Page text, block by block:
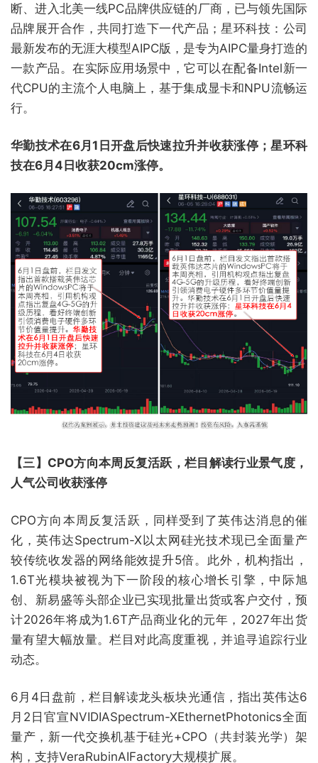
断、进入北美一线PC品牌供应链的厂商，已与领先国际
品牌展开合作，共同打造下一代产品；星环科技：公司
最新发布的无涯大模型AIPC版，是专为AIPC量身打造的
一款产品。在实际应用场景中，它可以在配备Intel新一
代CPU的主流个人电脑上，基于集成显卡和NPU流畅运
行。
华勤技术在6月1日开盘后快速拉升并收获涨停；星环科
技在6月4日收获20cm涨停。
【三】CPO方向本周反复活跃，栏目解读行业景气度，
人气公司收获涨停
CPO方向本周反复活跃，同样受到了英伟达消息的催
化，英伟达Spectrum-X以太网硅光技术现已全面量产
较传统收发器的网络能效提升5倍。此外，机构指出，
1.6T光模块被视为下一阶段的核心增长引擎，中际旭
创、新易盛等头部企业已实现批量出货或客户交付，预
计2026年将成为1.6T产品商业化的元年，2027年出货
量有望大幅放量。栏目对此高度重视，并追寻追踪行业
动态。
6月4日盘前，栏目解读龙头板块光通信，指出英伟达6
月2日官宣NVIDIASpectrum-XEthernetPhotonics全面
量产，新一代交换机基于硅光+CPO（共封装光学）架
构，支持VeraRubinAIFactory大规模扩展。